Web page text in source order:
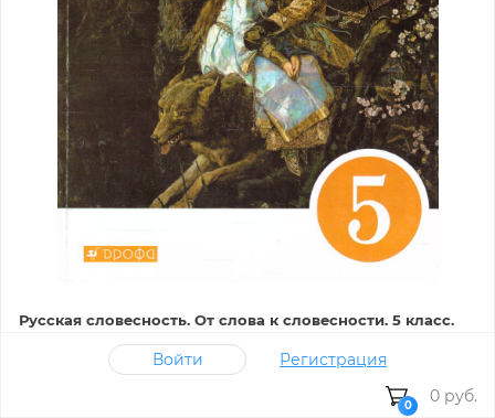
Русская словесность. От слова к словесности. 5 класс.
Рабочая тетрадь. Вертикаль. ФГОС
Войти Регистрация
0 0 руб.